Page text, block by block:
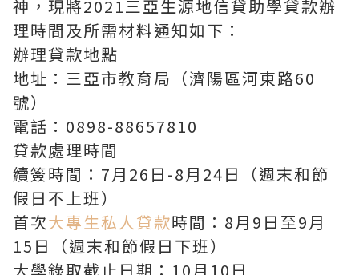
神，現將2021三亞生源地信貸助學貸款辦
理時間及所需材料通知如下：
辦理貸款地點
地址：三亞市教育局（濟陽區河東路60
號）
電話：0898-88657810
貸款處理時間
續簽時間：7月26日-8月24日（週末和節
假日不上班）
首次大專生私人貸款時間：8月9日至9月
15日（週末和節假日下班）
大學錄取截止日期：10月10日